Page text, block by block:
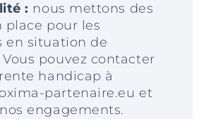
: nous mettons des
place pour les
en situation de
pouvez contacter
handicap à
partenaire.eu et
engagements.